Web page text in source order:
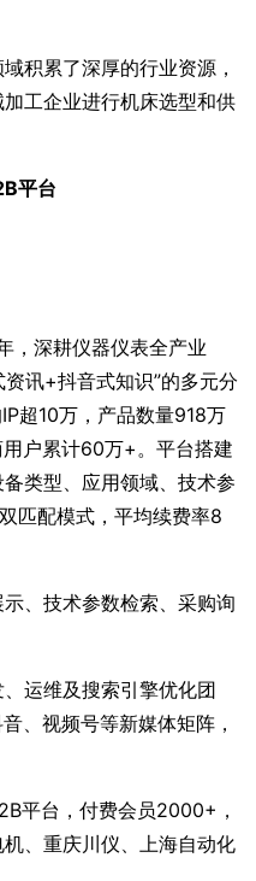
积累了深厚的行业资源，
工企业进行机床选型和供
平台
，深耕仪器仪表全产业
讯+抖音式知识”的多元分
超10万，产品数量918万
户累计60万+。平台搭建
类型、应用领域、技术参
匹配模式，平均续费率8
、技术参数检索、采购询
运维及搜索引擎优化团
、视频号等新媒体矩阵，
平台，付费会员2000+，
、重庆川仪、上海自动化